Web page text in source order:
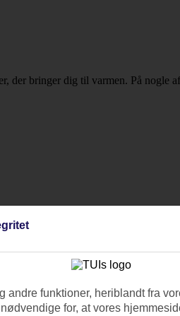
der bringer dig til varmen. På nogle
tilpasse rejsen efter dine ønsker.
d'en Bossa.
andre funktioner, heriblandt fra
for, at vores